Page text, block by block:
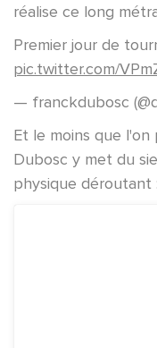
réalise ce long
Premier jour de
pic.twitter.com/
— franckdubosc
Et le moins que
Dubosc y met du
physique déroutant :